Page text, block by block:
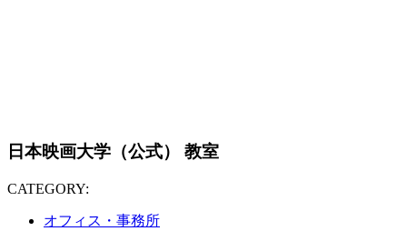
日本映画大学（公式） 教室
CATEGORY:
オフィス・事務所